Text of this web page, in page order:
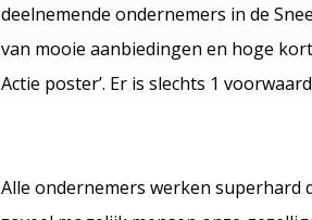
deelnemende ondernemers in de
van mooie aanbiedingen en hoge
Actie poster’. Er is slechts 1
Alle ondernemers werken